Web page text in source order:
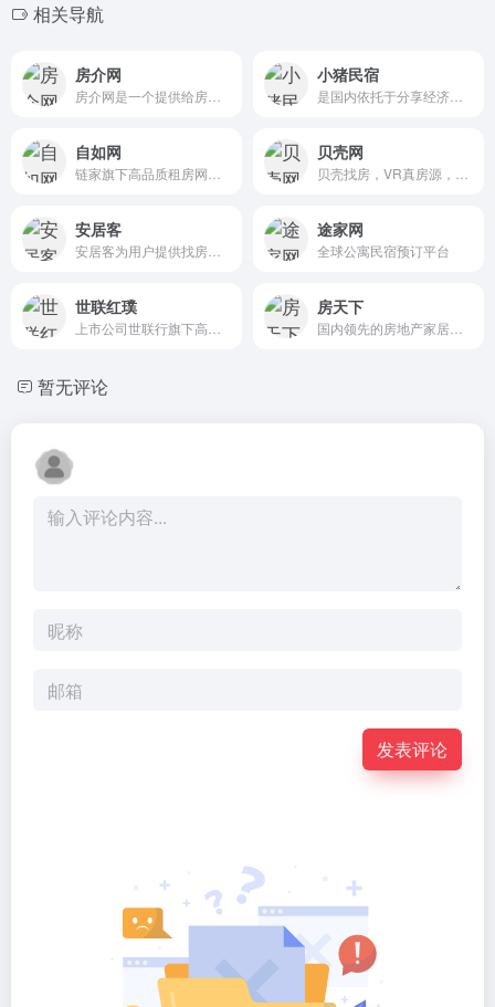
相关导航
房介网 小猪民宿
自如网 贝壳网
安居客 途家网
全球公寓民宿预订平台
世联红璞 房天下
暂无评论
发表评论